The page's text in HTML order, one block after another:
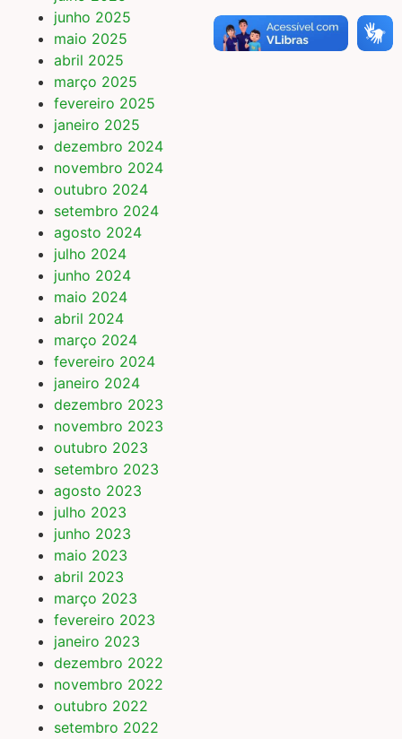
junho 2025
maio 2025
abril 2025
março 2025
fevereiro 2025
janeiro 2025
dezembro 2024
novembro 2024
outubro 2024
setembro 2024
agosto 2024
julho 2024
junho 2024
maio 2024
abril 2024
março 2024
fevereiro 2024
janeiro 2024
dezembro 2023
novembro 2023
outubro 2023
setembro 2023
agosto 2023
julho 2023
junho 2023
maio 2023
abril 2023
março 2023
fevereiro 2023
janeiro 2023
dezembro 2022
novembro 2022
outubro 2022
setembro 2022